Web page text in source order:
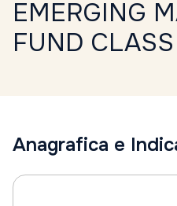
EMERGING
FUND
Anagrafica e